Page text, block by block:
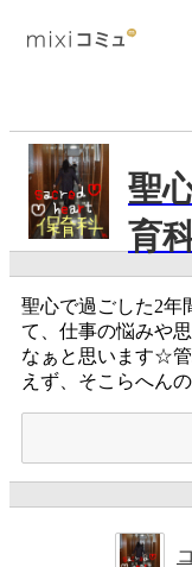
聖
育
聖心で過ごした2年
て、仕事の悩みや
なぁと思います☆
えず、そこらへん